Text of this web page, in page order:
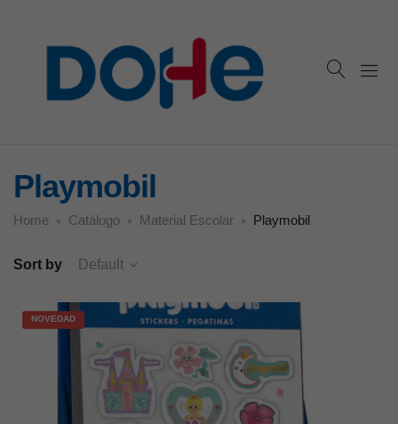
Playmobil
Home Catálogo Material Escolar Playmobil
Sort by Default
NOVEDAD